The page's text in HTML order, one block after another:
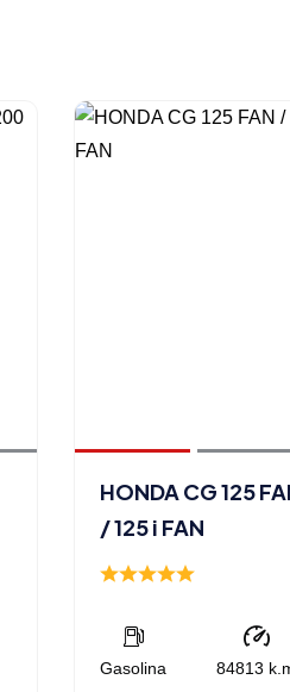
HONDA CG 125
/ 125 i FAN
Gasolina 84813